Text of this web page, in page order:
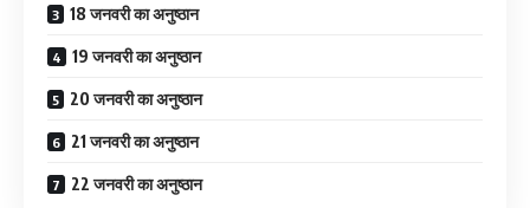
18 जनवरी का अनुष्ठान
19 जनवरी का अनुष्ठान
20 जनवरी का अनुष्ठान
21 जनवरी का अनुष्ठान
22 जनवरी का अनुष्ठान